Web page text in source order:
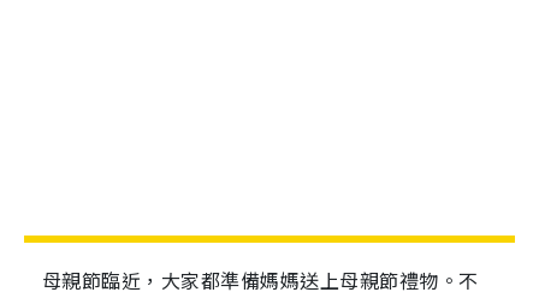
母親節臨近，大家都準備媽媽送上母親節禮物。不